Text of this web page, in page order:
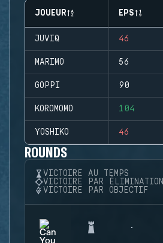
JOUEUR EPS
JUVIQ 46
MARIMO 56
GOPPI 90
KOROMOMO 104
YOSHIKO 46
ROUNDS
VICTOIRE AU TEMPS
VICTOIRE PAR ÉLIMINATION
VICTOIRE PAR OBJECTIF